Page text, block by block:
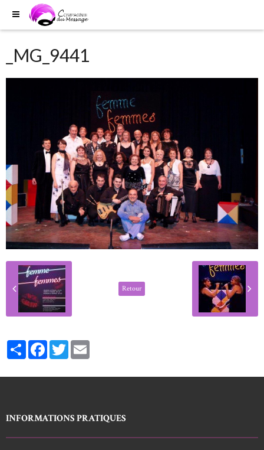
_MG_9441
Retour
PartagerFacebookTwitter
INFORMATIONS PRATIQUES